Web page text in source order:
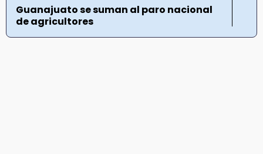
Guanajuato se suman al paro nacional
de agricultores